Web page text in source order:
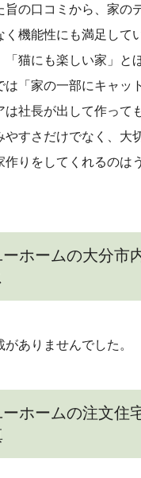
旨の口コミから、家の
く機能性にも満足して
「猫にも楽しい家」と
は「家の一部にキャッ
は社長が出して作って
やすさだけでなく、大
作りをしてくれるのは
ーホームの大分市
ありませんでした。
ーホームの注文住